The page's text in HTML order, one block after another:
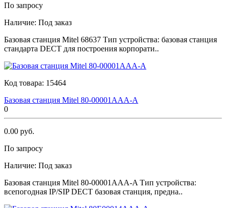
По запросу
Наличие: Под заказ
Базовая станция Мitеl 68637 Тип устройства: базовая станция
стандарта DECT для построения корпорати..
Код товара: 15464
Базовая станция Мitеl 80-00001AAA-A
0
0.00 руб.
По запросу
Наличие: Под заказ
Базовая станция Мitеl 80-00001AAA-A Тип устройства:
всепогодная IP/SIP DECT базовая станция, предна..